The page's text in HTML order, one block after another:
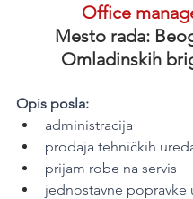
Office
Mesto rada:
Omladinskih
Opis posla:
administracija
prodaja tehničkih
prijam robe na servis
jednostavne popravke